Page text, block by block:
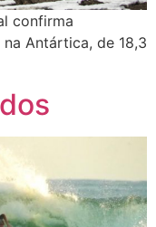
confirma
Antártica, de 18,3